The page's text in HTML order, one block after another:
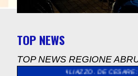
TOP NEWS
TOP NEWS REGIONE
DE CESARE: "UN'ALTRA VOCE